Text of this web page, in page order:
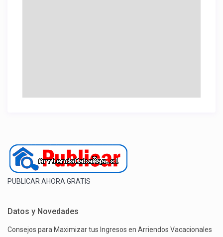
PUBLICAR AHORA GRATIS
Datos y Novedades
Consejos para Maximizar tus Ingresos en Arriendos Vacacionales